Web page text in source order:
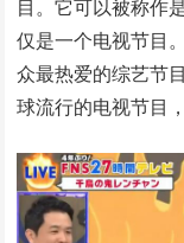
目。它可以被称作
仅是一个电视节目
众最热爱的综艺节
球流行的电视节目